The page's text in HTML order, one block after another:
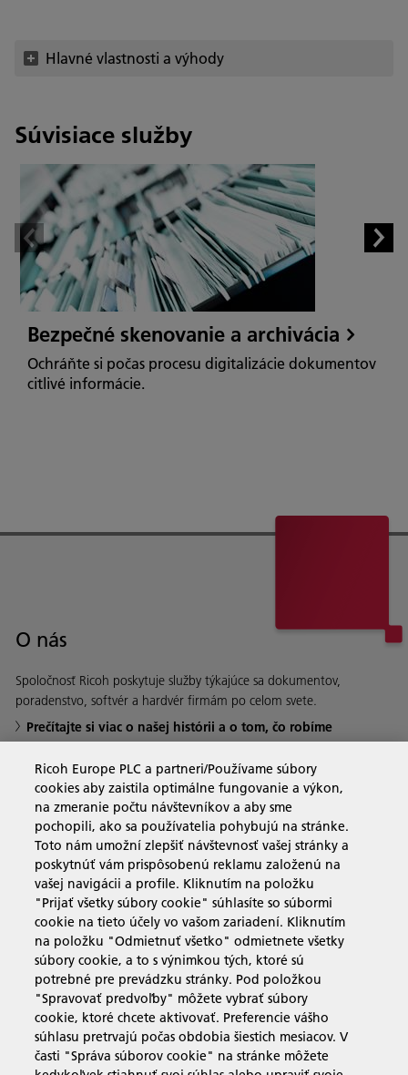
Hlavné vlastnosti a výhody
Súvisiace služby
Bezpečné skenovanie a archivácia
Ochráňte si počas procesu digitalizácie dokumentov
citlivé informácie.
O nás
Spoločnosť Ricoh poskytuje služby týkajúce sa dokumentov,
poradenstvo, softvér a hardvér firmám po celom svete.
Prečítajte si viac o našej histórii a o tom, čo robíme
Obchodné riešenia
Produkty a služby
Podpora a kontakt
Zdroje
sledujte nás
Ricoh Europe PLC a partneri/Používame súbory
cookies aby zaistila optimálne fungovanie a výkon,
na zmeranie počtu návštevníkov a aby sme
pochopili, ako sa používatelia pohybujú na stránke.
Toto nám umožní zlepšiť návštevnosť vašej stránky a
poskytnúť vám prispôsobenú reklamu založenú na
vašej navigácii a profile. Kliknutím na položku
"Prijať všetky súbory cookie" súhlasíte so súbormi
cookie na tieto účely vo vašom zariadení. Kliknutím
na položku "Odmietnuť všetko" odmietnete všetky
súbory cookie, a to s výnimkou tých, ktoré sú
potrebné pre prevádzku stránky. Pod položkou
"Spravovať predvoľby" môžete vybrať súbory
cookie, ktoré chcete aktivovať. Preferencie vášho
súhlasu pretrvajú počas obdobia šiestich mesiacov. V
časti "Správa súborov cookie" na stránke môžete